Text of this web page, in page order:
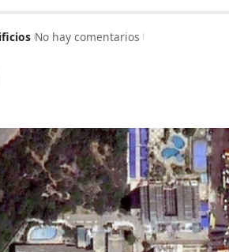
No hay comentarios